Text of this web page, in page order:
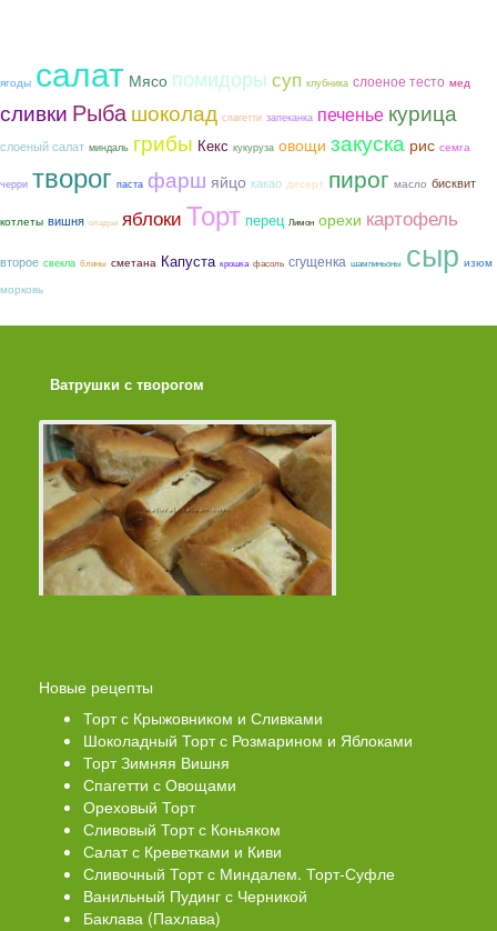
ягоды салат Мясо помидоры суп клубника слоеное тесто мед
сливки Рыбашоколад спагетти запеканка печенье курица
слоеный салат миндаль грибы Кекс кукуруза овощи закуска рис семга
черри творог паста фарш яйцо какао десерт пирог масло бисквит
котлеты вишня оладьи яблоки Торт перец Лимон орехи картофель
второе свекла блины сметана Капуста крошка фасоль сгущенка шампиньоны сыр изюм
морковь
Ватрушки с творогом
Новые рецепты
Торт с Крыжовником и Сливками
Шоколадный Торт с Розмарином и Яблоками
Торт Зимняя Вишня
Спагетти с Овощами
Ореховый Торт
Сливовый Торт с Коньяком
Салат с Креветками и Киви
Сливочный Торт с Миндалем. Торт-Суфле
Ванильный Пудинг с Черникой
Баклава (Пахлава)